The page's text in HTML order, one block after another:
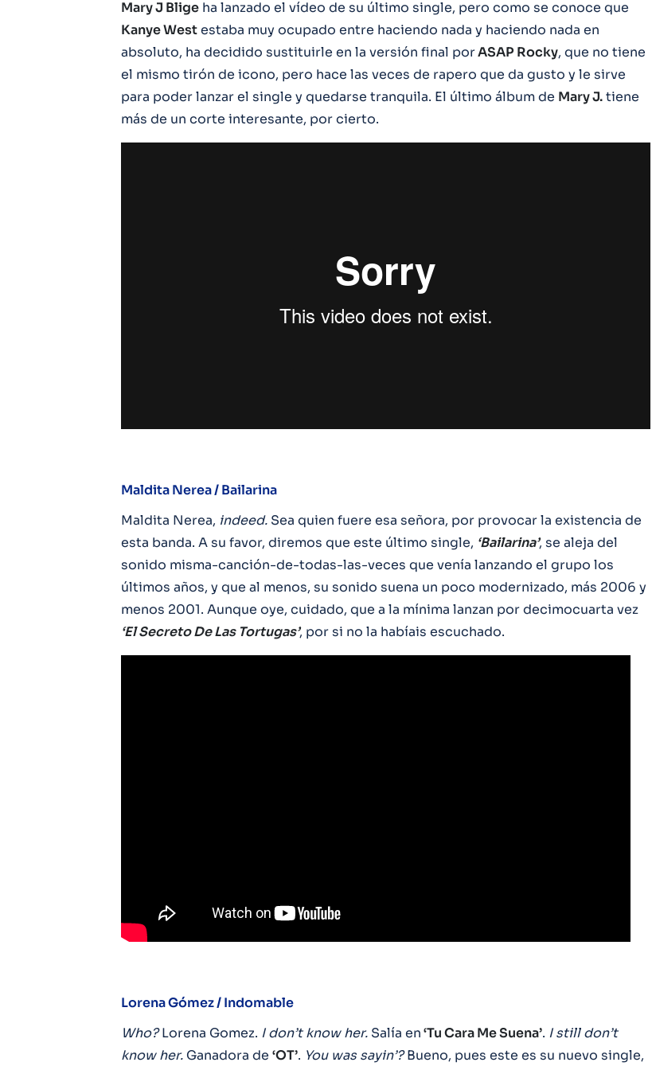
Mary J Blige ha lanzado el vídeo de su último single, pero como se conoce que
Kanye Westestaba muy ocupado entre haciendo nada y haciendo nada en
absoluto, ha decidido sustituirle en la versión final porASAP Rocky, que no tiene
el mismo tirón de icono, pero hace las veces de rapero que da gusto y le sirve
para poder lanzar el single y quedarse tranquila. El último álbum de Mary J.tiene
más de un corte interesante, por cierto.
Maldita Nerea / Bailarina
Maldita Nerea, indeed. Sea quien fuere esa señora, por provocar la existencia de
esta banda. A su favor, diremos que este último single, ‘Bailarina’, se aleja del
sonido misma-canción-de-todas-las-veces que venía lanzando el grupo los
últimos años, y que al menos, su sonido suena un poco modernizado, más 2006 y
menos 2001. Aunque oye, cuidado, que a la mínima lanzan por decimocuarta vez
‘El Secreto De Las Tortugas’, por si no la habíais escuchado.
Lorena Gómez / Indomable
Who?Lorena Gomez. I don’t know her. Salía en‘Tu Cara Me Suena’. I still don’t
know her. Ganadora de ‘OT’. You was sayin’?Bueno, pues este es su nuevo single,